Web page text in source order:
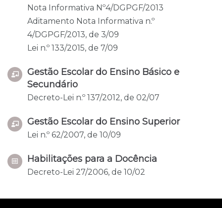
Nota Informativa Nº4/DGPGF/2013
Aditamento Nota Informativa n.º
4/DGPGF/2013, de 3/09
Lei n.º 133/2015, de 7/09
Gestão Escolar do Ensino Básico e
Secundário
Decreto-Lei n.º 137/2012, de 02/07
Gestão Escolar do Ensino Superior
Lei n.º 62/2007, de 10/09
Habilitações para a Docência
Decreto-Lei 27/2006, de 10/02